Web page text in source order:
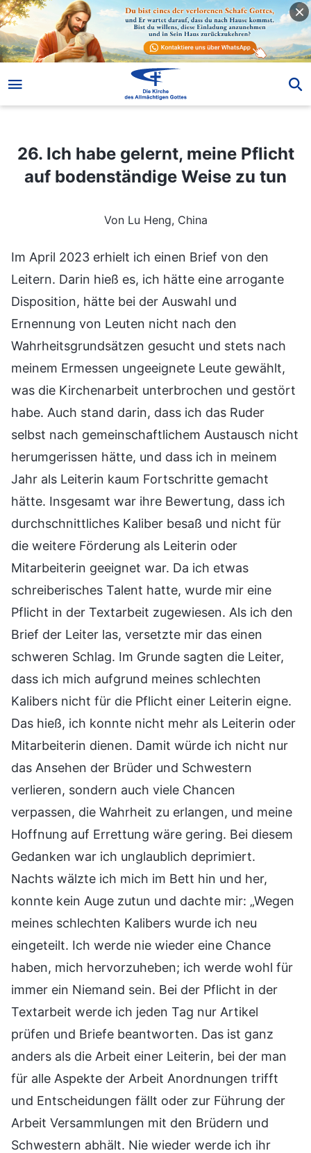
26. Ich habe gelernt, meine Pflicht
auf bodenständige Weise zu tun
Von Lu Heng, China
Im April 2023 erhielt ich einen Brief von den
Leitern. Darin hieß es, ich hätte eine arrogante
Disposition, hätte bei der Auswahl und
Ernennung von Leuten nicht nach den
Wahrheitsgrundsätzen gesucht und stets nach
meinem Ermessen ungeeignete Leute gewählt,
was die Kirchenarbeit unterbrochen und gestört
habe. Auch stand darin, dass ich das Ruder
selbst nach gemeinschaftlichem Austausch nicht
herumgerissen hätte, und dass ich in meinem
Jahr als Leiterin kaum Fortschritte gemacht
hätte. Insgesamt war ihre Bewertung, dass ich
durchschnittliches Kaliber besaß und nicht für
die weitere Förderung als Leiterin oder
Mitarbeiterin geeignet war. Da ich etwas
schreiberisches Talent hatte, wurde mir eine
Pflicht in der Textarbeit zugewiesen. Als ich den
Brief der Leiter las, versetzte mir das einen
schweren Schlag. Im Grunde sagten die Leiter,
dass ich mich aufgrund meines schlechten
Kalibers nicht für die Pflicht einer Leiterin eigne.
Das hieß, ich konnte nicht mehr als Leiterin oder
Mitarbeiterin dienen. Damit würde ich nicht nur
das Ansehen der Brüder und Schwestern
verlieren, sondern auch viele Chancen
verpassen, die Wahrheit zu erlangen, und meine
Hoffnung auf Errettung wäre gering. Bei diesem
Gedanken war ich unglaublich deprimiert.
Nachts wälzte ich mich im Bett hin und her,
konnte kein Auge zutun und dachte mir: „Wegen
meines schlechten Kalibers wurde ich neu
eingeteilt. Ich werde nie wieder eine Chance
haben, mich hervorzuheben; ich werde wohl für
immer ein Niemand sein. Bei der Pflicht in der
Textarbeit werde ich jeden Tag nur Artikel
prüfen und Briefe beantworten. Das ist ganz
anders als die Arbeit einer Leiterin, bei der man
für alle Aspekte der Arbeit Anordnungen trifft
und Entscheidungen fällt oder zur Führung der
Arbeit Versammlungen mit den Brüdern und
Schwestern abhält. Nie wieder werde ich ihr